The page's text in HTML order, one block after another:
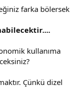
farka bölersek
kullanıma
Çünkü dizel